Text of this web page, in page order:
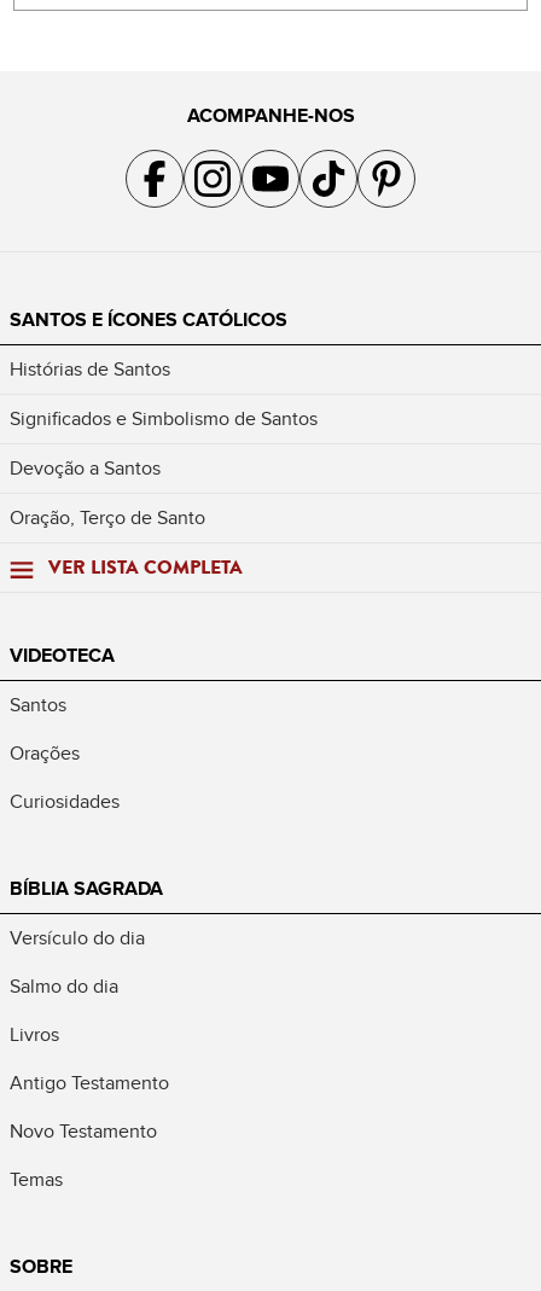
ACOMPANHE-NOS
Acompanhe a gente no Facebook
Acompanhe a gente no Instagram
Acompanhe a gente no YouTube
Acompanhe a gente no TikTok
Acompanhe a gente no
SANTOS E ÍCONES CATÓLICOS
Histórias de Santos
Significados e Simbolismo de Santos
Devoção a Santos
Oração, Terço de Santo
VER LISTA COMPLETA
VIDEOTECA
Santos
Orações
Curiosidades
BÍBLIA SAGRADA
Versículo do dia
Salmo do dia
Livros
Antigo Testamento
Novo Testamento
Temas
SOBRE